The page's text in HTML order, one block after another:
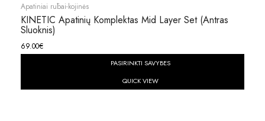
Apatiniai rūbai-kojinės
KINETIC Apatinių Komplektas Mid Layer Set (antras
Sluoknis)
69.00€
PASIRINKTI SAVYBES
QUICK VIEW